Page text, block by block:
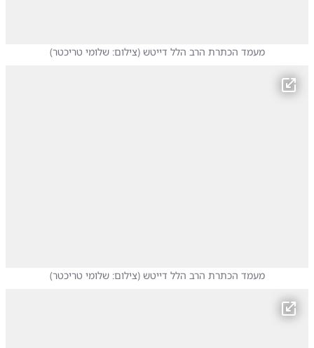
מעמד הכתרת הרב הלל דייטש (צילום: שלומי טריכטר)
מעמד הכתרת הרב הלל דייטש (צילום: שלומי טריכטר)